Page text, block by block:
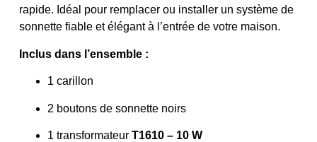
rapide. Idéal pour remplacer ou installer un système de
sonnette fiable et élégant à l’entrée de votre maison.
Inclus dans l’ensemble :
1 carillon
2 boutons de sonnette noirs
1 transformateur T1610 – 10 W